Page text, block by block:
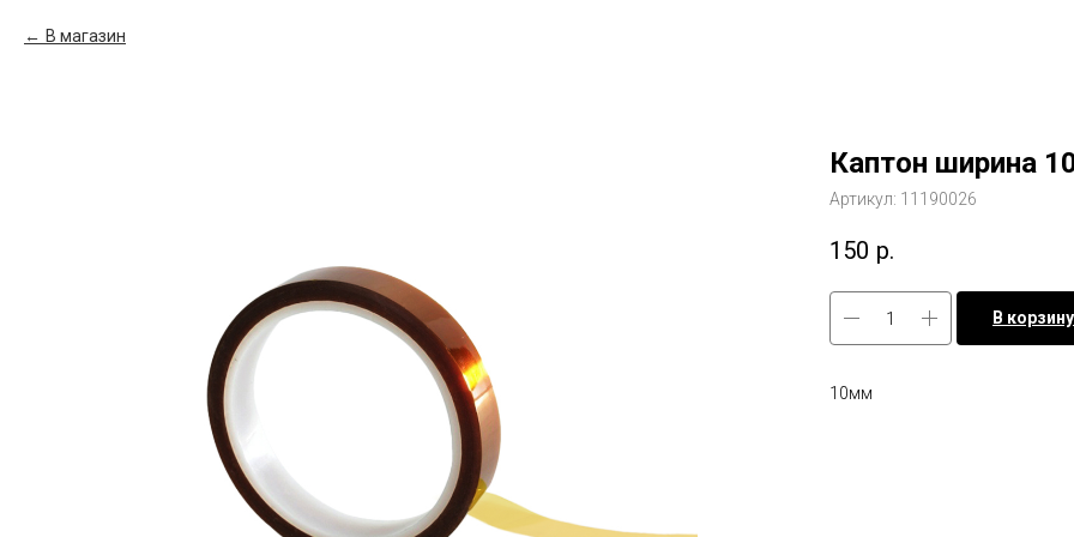
В магазин
Каптон ширина
Артикул: 11190026
150 р.
В корзину
10мм